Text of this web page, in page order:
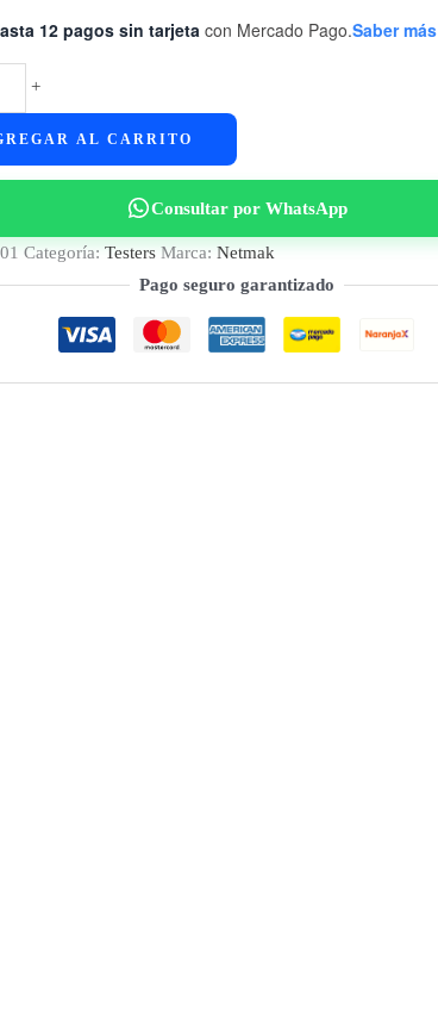
12 pagos sin tarjeta con Mercado Pago.Saber más
+
AL CARRITO
Consultar por WhatsApp
Categoría: Testers Marca: Netmak
Pago seguro garantizado